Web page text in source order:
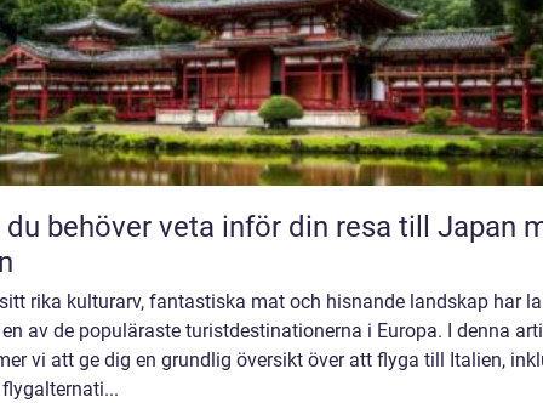
behöver veta inför din resa till Japan
rika kulturarv, fantastiska mat och hisnande landskap har
av de populäraste turistdestinationerna i Europa. I denna
vi att ge dig en grundlig översikt över att flyga till Italien,